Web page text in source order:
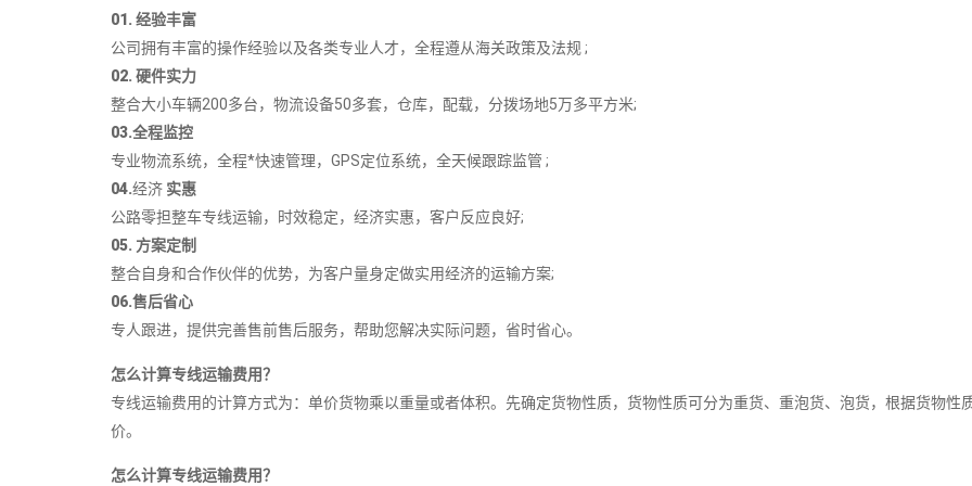
01. 经验丰富
公司拥有丰富的操作经验以及各类专业人才，全程遵从海关政策及法规 ;
02. 硬件实力
整合大小车辆200多台，物流设备50多套，仓库，配载，分拨场地5万多平方米;
03.全程监控
专业物流系统，全程*快速管理，GPS定位系统，全天候跟踪监管 ;
04.经济 实惠
公路零担整车专线运输，时效稳定，经济实惠，客户反应良好;
05. 方案定制
整合自身和合作伙伴的优势，为客户量身定做实用经济的运输方案;
06.售后省心
专人跟进，提供完善售前售后服务，帮助您解决实际问题，省时省心。
怎么计算专线运输费用？
专线运输费用的计算方式为：单价货物乘以重量或者体积。先确定货物性质，货物性质可分为重货、重泡货、泡货，根据货物性
价。
怎么计算专线运输费用？